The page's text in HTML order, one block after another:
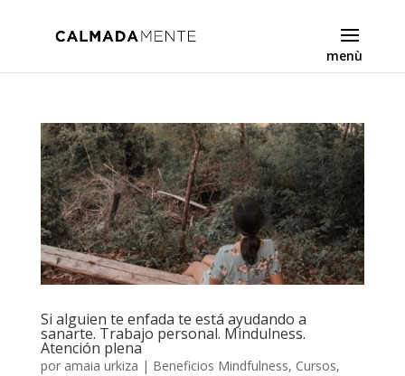
Si alguien te enfada te está ayudando a
sanarte. Trabajo personal. Mindulness.
Atención plena
por amaia urkiza | Beneficios Mindfulness, Cursos,